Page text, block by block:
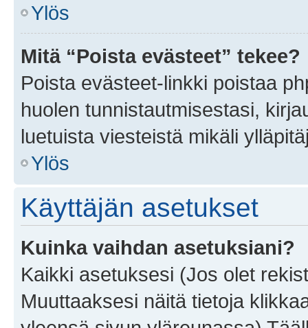
Ylös
Mitä “Poista evästeet” tekee?
Poista evästeet-linkki poistaa
huolen tunnistautmisestasi,
luetuista viesteistä mikäli
Ylös
Käyttäjän asetukset
Kuinka vaihdan asetuksiani?
Kaikki asetuksesi (Jos olet
Muuttaaksesi näitä tietoja